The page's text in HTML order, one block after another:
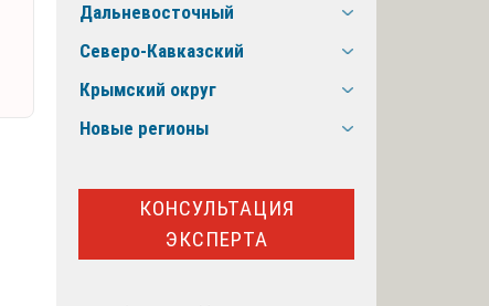
Дальневосточный
Северо-Кавказский
Крымский округ
Новые регионы
КОНСУЛЬТАЦИЯ
ЭКСПЕРТА